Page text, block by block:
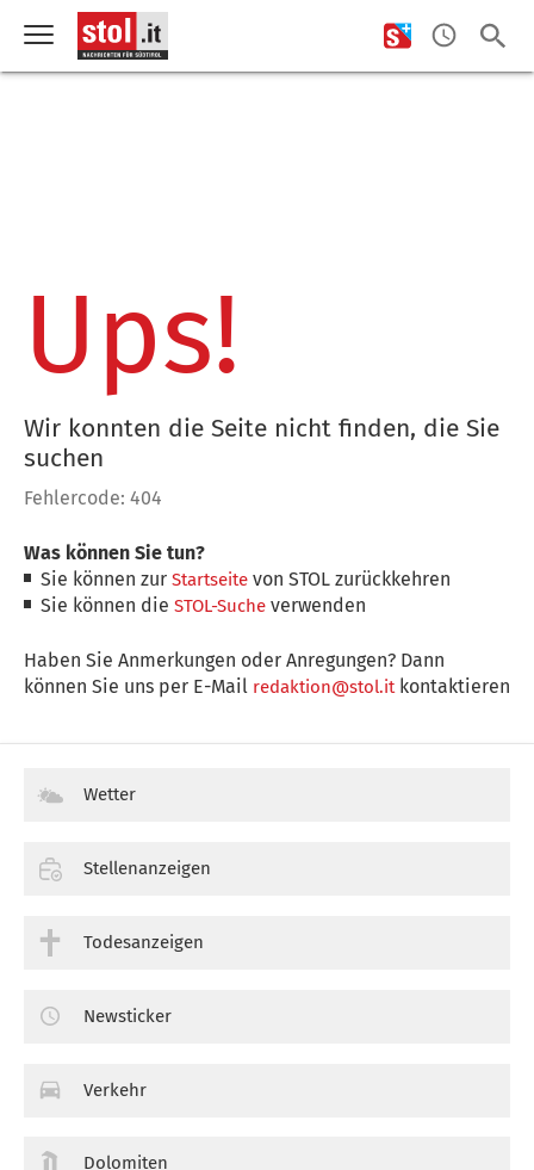
Ups!
Wir konnten die Seite nicht finden, die Sie
suchen
Fehlercode: 404
Was können Sie tun?
Sie können zurStartseite von STOL zurückkehren
Sie können dieSTOL-Suche verwenden
Haben Sie Anmerkungen oder Anregungen? Dann
können Sie uns per E-Mail redaktion@stol.itkontaktieren
Wetter
Stellenanzeigen
Todesanzeigen
Newsticker
Verkehr
Dolomiten